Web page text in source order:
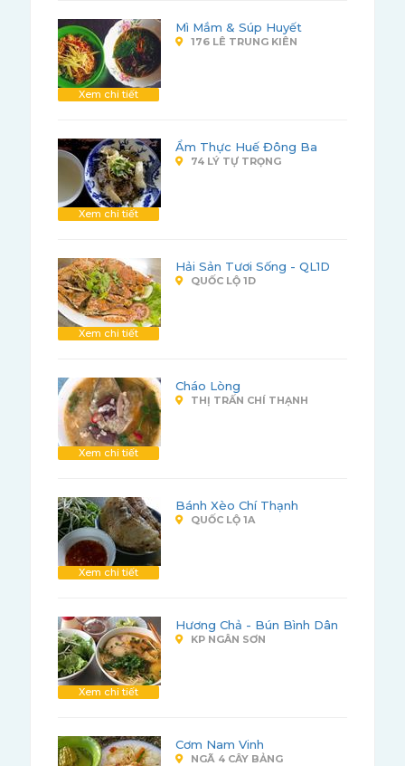
Xem chi tiết
Mì Mắm & Súp Huyết
176 LÊ TRUNG KIÊN
Xem chi tiết
Ẩm Thực Huế Đông Ba
74 LÝ TỰ TRỌNG
Xem chi tiết
Hải Sản Tươi Sống - QL1D
QUỐC LỘ 1D
Xem chi tiết
Cháo Lòng
THỊ TRẤN CHÍ THẠNH
Xem chi tiết
Bánh Xèo Chí Thạnh
QUỐC LỘ 1A
Xem chi tiết
Hương Chả - Bún Bình Dân
KP NGÂN SƠN
Cơm Nam Vinh
NGÃ 4 CÂY BẢNG